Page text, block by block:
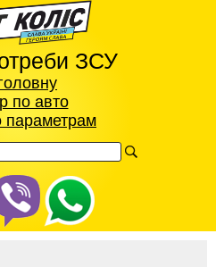
ЗСУ
по авто
параметрам